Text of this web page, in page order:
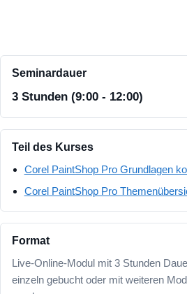
Seminardauer
3 Stunden (9:00 - 12:00)
Teil des Kurses
Corel PaintShop Pro Grundlagen
Corel PaintShop Pro
Format
Live-Online-Modul mit 3 Stunden
einzeln gebucht oder mit weiteren